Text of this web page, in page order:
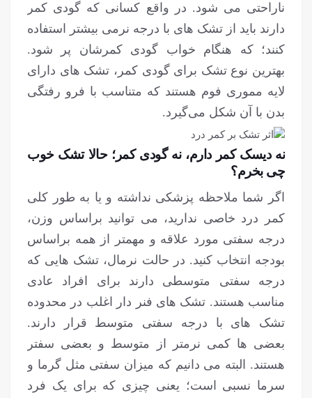
ناراحتی می شود. در واقع کسانی که گودی کمر
دارند باید از تشک های با درجه نرمی بیشتر استفاده
کنند؛ که هنگام خواب گودی کمرشان پر شود.
بهترین نوع تشک برای گودی کمر، تشک های دارای
لایه مموری فوم هستند که متناسب با فرو رفتگی
بدن با آن شکل می‌گیرد.
نه دیسک کمر دارم، نه گودی کمر؛ حالا تشک خوب
چی بخرم؟
اگر شما ملاحظه پزشکی نداشته و یا به طور کلی
کمر درد خاصی ندارید، می توانید براساس وزن،
درجه سفتی مورد علاقه و مهمتر از همه براساس
بودجه انتخاب کنید. در حالت نرمال، تشک هایی که
درجه سفتی متوسطی دارند برای افراد عادی
مناسب هستند. تشک های فنر دار اغلب در محدوده
تشک های با درجه سفتی متوسط قرار دارند.
بعضی ها کمی نرمتر از متوسط و بعضی سفتر
هستند. البته می دانیم که میزان سفتی مثل گرما و
سرما نسبی است؛ یعنی چیزی که برای یک فرد